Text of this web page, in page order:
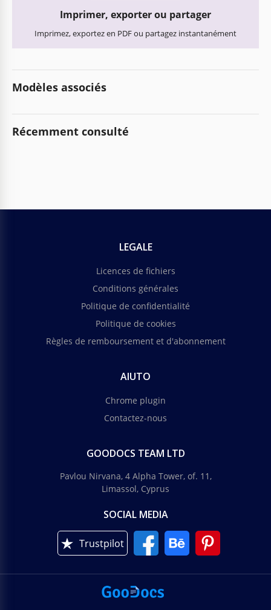
Imprimer, exporter ou partager
Imprimez, exportez en PDF ou partagez instantanément
Modèles associés
Récemment consulté
LEGALE
Licences de fichiers
Conditions générales
Politique de confidentialité
Politique de cookies
Règles de remboursement et d'abonnement
AIUTO
Chrome plugin
Contactez-nous
GOODOCS TEAM LTD
Pavlou Nirvana, 4 Alpha Tower, of. 11,
Limassol, Cyprus
SOCIAL MEDIA
Trustpilot